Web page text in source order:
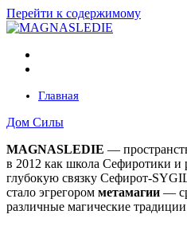
Перейти к содержимому
Главная
Дом Силы
MAGNASLEDIE —
в 2012 как школа Сефиротики и
глубокую связку Сефирот-
стало эгрегором метамагии —
различные магические